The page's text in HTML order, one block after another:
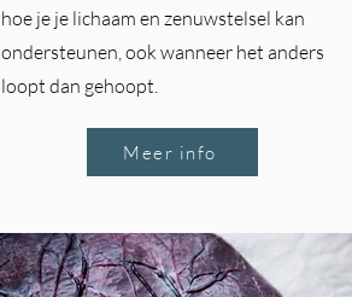
hoe je je lichaam en zenuwstelsel kan
ondersteunen, ook wanneer het anders
loopt dan gehoopt.
Meer info